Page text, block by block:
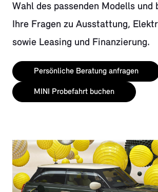
Wahl des passenden Modells und
Ihre Fragen zu Ausstattung,
sowie Leasing und Finanzierung.
Persönliche Beratung anfragen
MINI Probefahrt buchen